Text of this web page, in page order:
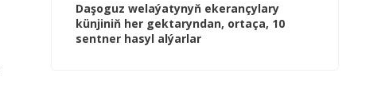
Daşoguz welaýatynyň ekerançylary
künjiniň her gektaryndan, ortaça, 10
sentner hasyl alýarlar